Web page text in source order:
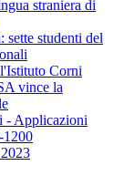
straniera di
studenti del
Corni
vince la
- Applicazioni
1200